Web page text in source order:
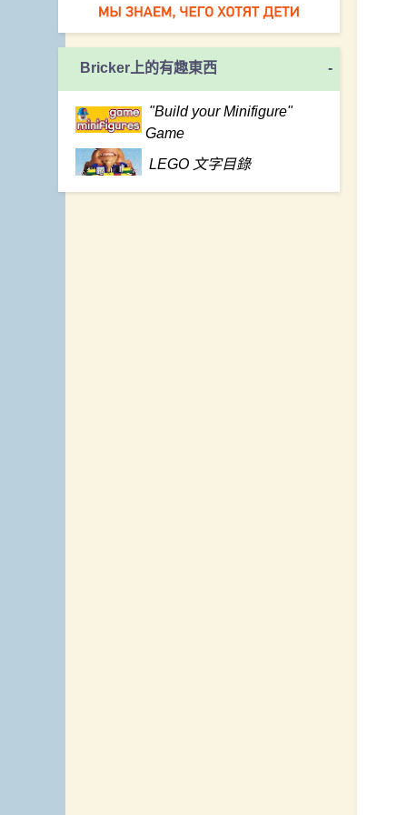
Bricker上的有趣東西 -
"Build your Minifigure"
Game
LEGO 文字目錄